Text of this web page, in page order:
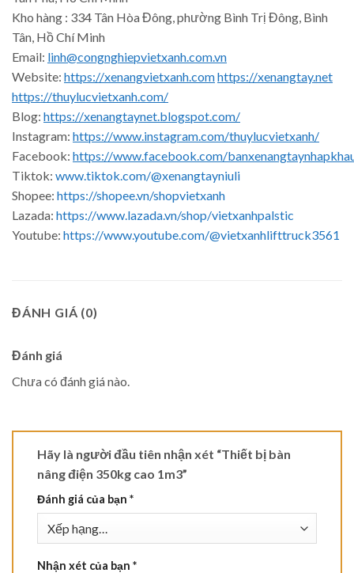
Kho hàng : 334 Tân Hòa Đông, phường Bình Trị Đông, Bình
Tân, Hồ Chí Minh
Email: linh@congnghiepvietxanh.com.vn
Website: https://xenangvietxanh.comhttps://xenangtay.net
https://thuylucvietxanh.com/
Blog: https://xenangtaynet.blogspot.com/
Instagram: https://www.instagram.com/thuylucvietxanh/
Facebook: https://www.facebook.com/
Tiktok: www.tiktok.com/@xenangtayniuli
Shopee: https://shopee.vn/shopvietxanh
Lazada: https://www.lazada.vn/shop/vietxanhpalstic
Youtube: https://www.youtube.com/@vietxanhlifttruck3561
ĐÁNH GIÁ (0)
Đánh giá
Chưa có đánh giá nào.
Hãy là người đầu tiên nhận xét “Thiết bị bàn
nâng điện 350kg cao 1m3”
Đánh giá của bạn *
Nhận xét của bạn *